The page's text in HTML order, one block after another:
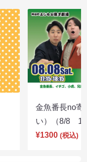
金魚番長no寄
い）（8/8
¥1300 (税込)